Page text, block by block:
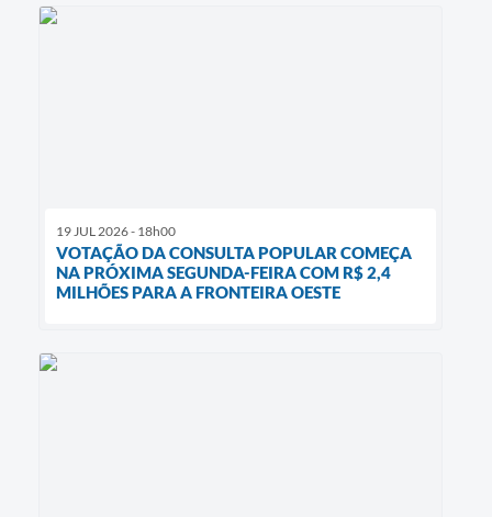
19 JUL 2026 - 18h00
VOTAÇÃO DA CONSULTA POPULAR COMEÇA
NA PRÓXIMA SEGUNDA-FEIRA COM R$ 2,4
MILHÕES PARA A FRONTEIRA OESTE